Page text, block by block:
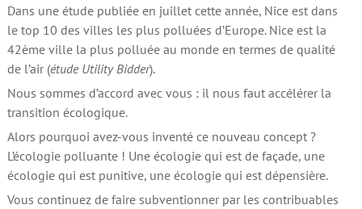
Dans une étude publiée en juillet cette année, Nice est dans
le top 10 des villes les plus polluées d’Europe. Nice est la
42ème ville la plus polluée au monde en termes de qualité
de l’air (étude Utility Bidder).
Nous sommes d’accord avec vous : il nous faut accélérer la
transition écologique.
Alors pourquoi avez-vous inventé ce nouveau concept ?
L’écologie polluante ! Une écologie qui est de façade, une
écologie qui est punitive, une écologie qui est dépensière.
Vous continuez de faire subventionner par les contribuables